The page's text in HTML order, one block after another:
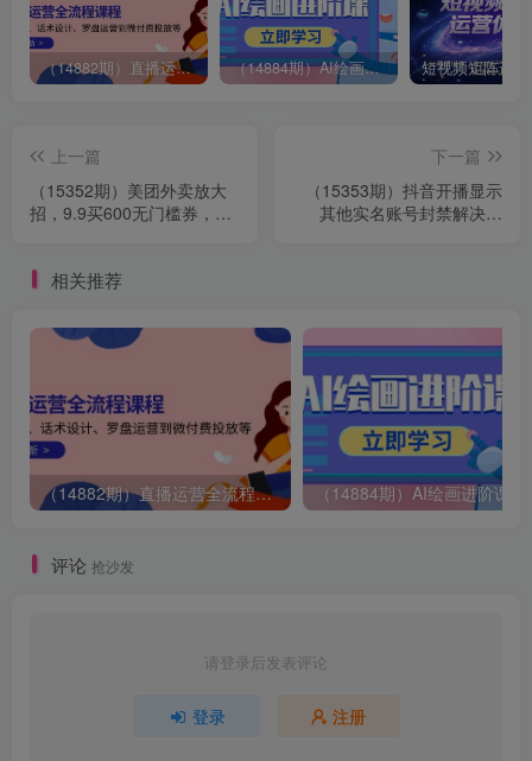
（14882期）直播运营全流程课程-5月更新：从起号、话术设计、罗盘运营到微付费投放等 （14884期）AI绘画进阶课，涵盖电商摄影等多领域，PS操作与AI工具使用全面教学
上一篇
（15352期）美团外卖放大
招，9.9买600无门槛券，可
下一篇
（15353期）抖音开播显示
其他实名账号封禁解决方
相关推荐
（14882期）直播运营全流程课程-5月更新：从起号、话术设计、罗盘运营到微付费投放等
评论 抢沙发
请登录后发表评论
登录 注册